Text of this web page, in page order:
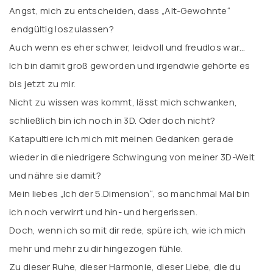
Angst, mich zu entscheiden, dass „Alt-Gewohnte“
endgültig loszulassen?
Auch wenn es eher schwer, leidvoll und freudlos war…
Ich bin damit groß geworden und irgendwie gehörte es
bis jetzt zu mir.
Nicht zu wissen was kommt, lässt mich schwanken,
schließlich bin ich noch in 3D. Oder doch nicht?
Katapultiere ich mich mit meinen Gedanken gerade
wieder in die niedrigere Schwingung von meiner 3D-Welt
und nähre sie damit?
Mein liebes „Ich der 5.Dimension“, so manchmal Mal bin
ich noch verwirrt und hin- und hergerissen.
Doch, wenn ich so mit dir rede, spüre ich, wie ich mich
mehr und mehr zu dir hingezogen fühle.
Zu dieser Ruhe, dieser Harmonie, dieser Liebe, die du